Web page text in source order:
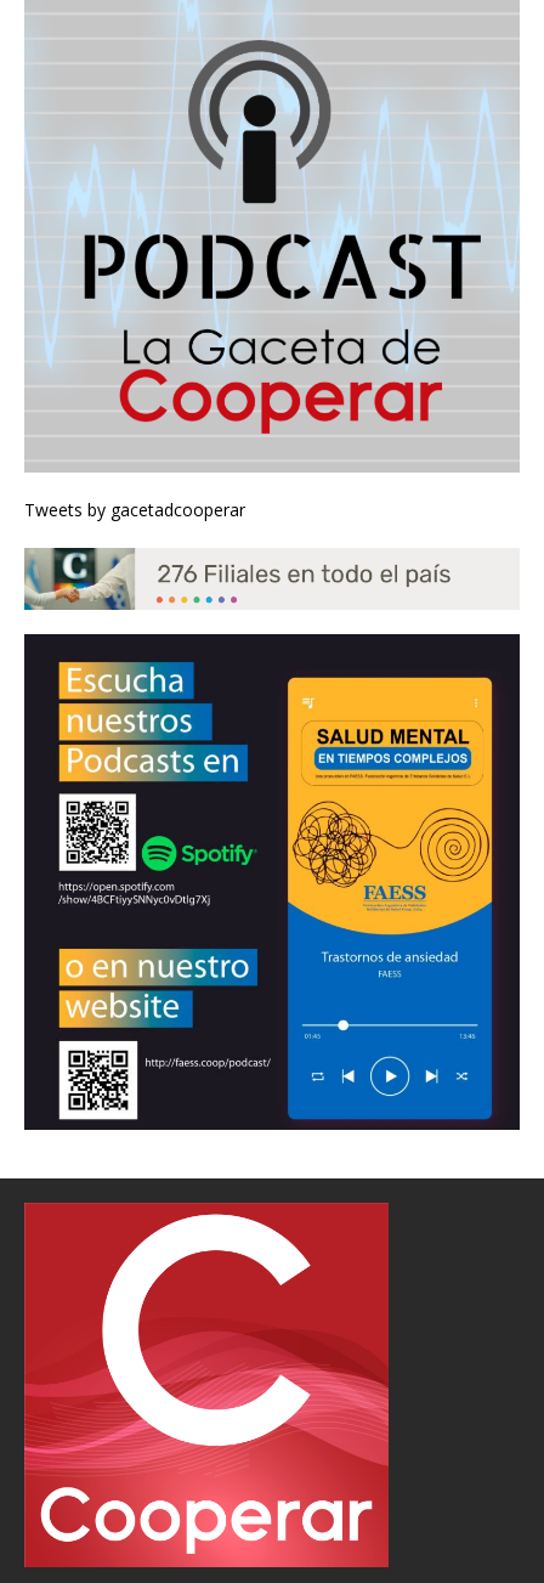
Tweets by gacetadcooperar